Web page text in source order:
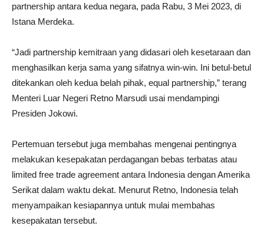
partnership antara kedua negara, pada Rabu, 3 Mei 2023, di
Istana Merdeka.
“Jadi partnership kemitraan yang didasari oleh kesetaraan dan
menghasilkan kerja sama yang sifatnya win-win. Ini betul-betul
ditekankan oleh kedua belah pihak, equal partnership,” terang
Menteri Luar Negeri Retno Marsudi usai mendampingi
Presiden Jokowi.
Pertemuan tersebut juga membahas mengenai pentingnya
melakukan kesepakatan perdagangan bebas terbatas atau
limited free trade agreement antara Indonesia dengan Amerika
Serikat dalam waktu dekat. Menurut Retno, Indonesia telah
menyampaikan kesiapannya untuk mulai membahas
kesepakatan tersebut.